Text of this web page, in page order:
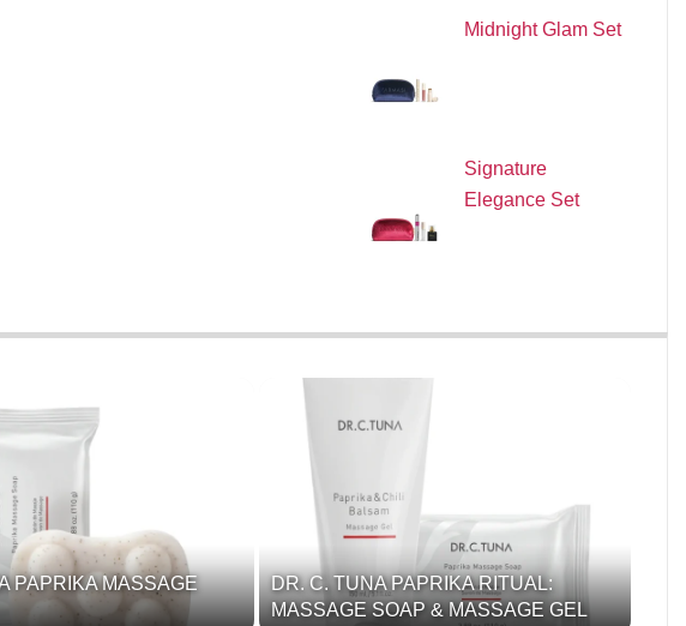
Midnight Glam Set
Signature
Elegance Set
PAPRIKA MASSAGE
DR. C. TUNA PAPRIKA RITUAL:
MASSAGE SOAP & MASSAGE GEL